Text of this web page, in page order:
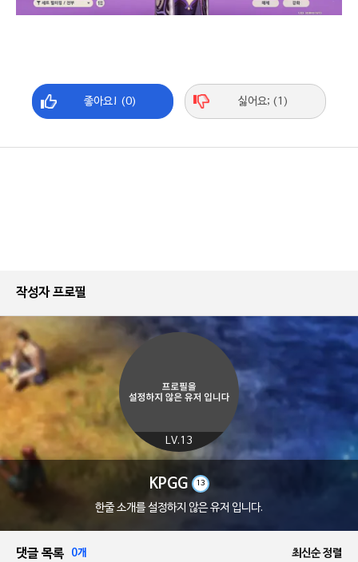
좋아요! (0) 싫어요; (1)
작성자 프로필
LV.13
KPGG 13
한줄 소개를 설정하지 않은 유저 입니다.
댓글 목록 0개 최신순 정렬